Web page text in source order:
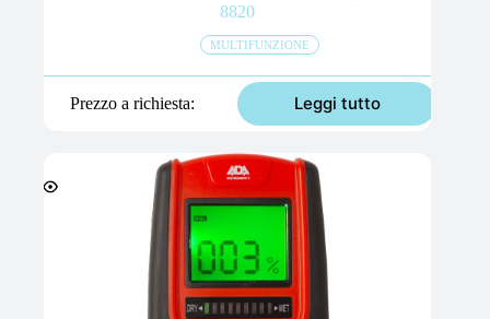
8820
MULTIFUNZIONE
Prezzo a richiesta Leggi tutto